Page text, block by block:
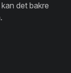
det bakre